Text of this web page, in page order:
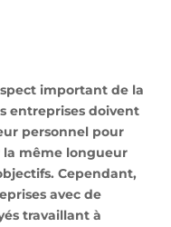
important de la
entreprises doivent
personnel pour
la même longueur
Cependant,
avec de
travaillant à